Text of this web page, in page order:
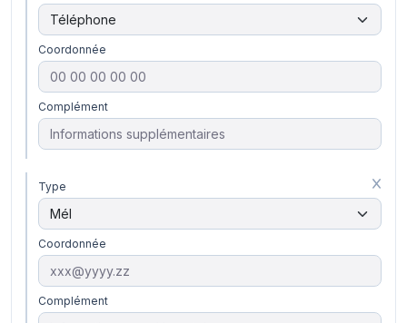
Coordonnée
Complément
Type
Coordonnée
Complément